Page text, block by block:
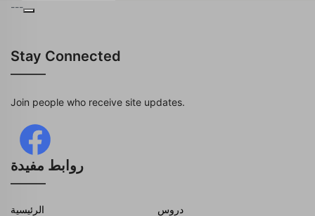
---
Stay Connected
Join people who receive site updates.
روابط مفيدة
الرئيسية
دروس